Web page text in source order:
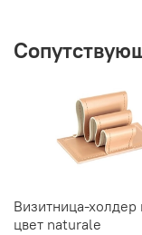
Визитница-холдер
цвет naturale